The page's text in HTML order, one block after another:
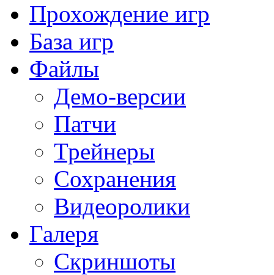
Прохождение игр
База игр
Файлы
Демо-версии
Патчи
Трейнеры
Сохранения
Видеоролики
Галеря
Скриншоты